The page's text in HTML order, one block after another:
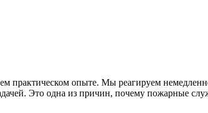
практическом опыте. Мы реагируем
Это одна из причин, почему пожарные